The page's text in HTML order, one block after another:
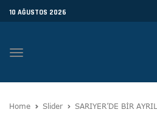
10 AĞUSTOS 2026
Toggle
Home Slider SARIYER’DE BİR